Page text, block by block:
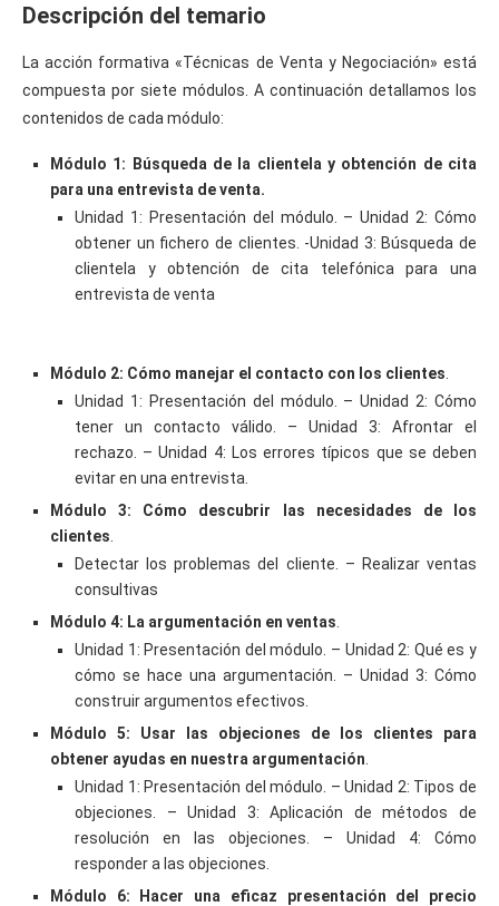
Descripción del temario
La acción formativa «Técnicas de Venta y Negociación» está
compuesta por siete módulos. A continuación detallamos los
contenidos de cada módulo:
Módulo 1: Búsqueda de la clientela y obtención de cita
para una entrevista de venta.
Unidad 1: Presentación del módulo. – Unidad 2: Cómo
obtener un fichero de clientes. -Unidad 3: Búsqueda de
clientela y obtención de cita telefónica para una
entrevista de venta
Módulo 2: Cómo manejar el contacto con los clientes
Unidad 1: Presentación del módulo. – Unidad 2: Cómo
tener un contacto válido. – Unidad 3: Afrontar el
rechazo. – Unidad 4: Los errores típicos que se deben
evitar en una entrevista.
Módulo 3: Cómo descubrir las necesidades de los
clientes
Detectar los problemas del cliente. – Realizar ventas
consultivas
Módulo 4: La argumentación en ventas
Unidad 1: Presentación del módulo. – Unidad 2: Qué es y
cómo se hace una argumentación. – Unidad 3: Cómo
construir argumentos efectivos.
Módulo 5: Usar las objeciones de los clientes para
obtener ayudas en nuestra argumentación
Unidad 1: Presentación del módulo. – Unidad 2: Tipos de
objeciones. – Unidad 3: Aplicación de métodos de
resolución en las objeciones. – Unidad 4: Cómo
responder a las objeciones.
Módulo 6: Hacer una eficaz presentación del precio